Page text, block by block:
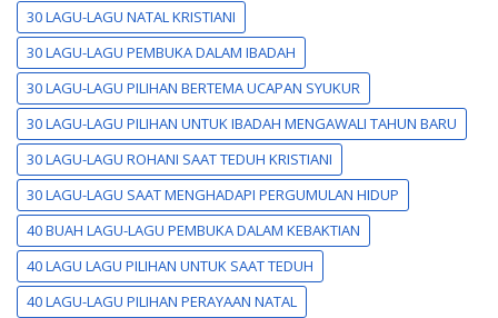
30 LAGU-LAGU NATAL KRISTIANI
30 LAGU-LAGU PEMBUKA DALAM IBADAH
30 LAGU-LAGU PILIHAN BERTEMA UCAPAN SYUKUR
30 LAGU-LAGU PILIHAN UNTUK IBADAH MENGAWALI TAHUN BARU
30 LAGU-LAGU ROHANI SAAT TEDUH KRISTIANI
30 LAGU-LAGU SAAT MENGHADAPI PERGUMULAN HIDUP
40 BUAH LAGU-LAGU PEMBUKA DALAM KEBAKTIAN
40 LAGU LAGU PILIHAN UNTUK SAAT TEDUH
40 LAGU-LAGU PILIHAN PERAYAAN NATAL